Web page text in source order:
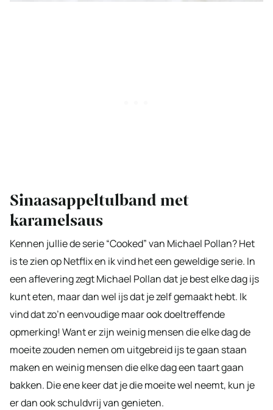
Sinaasappeltulband met
karamelsaus
Kennen jullie de serie “Cooked” van Michael Pollan? Het
is te zien op Netflix en ik vind het een geweldige serie. In
een aflevering zegt Michael Pollan dat je best elke dag ijs
kunt eten, maar dan wel ijs dat je zelf gemaakt hebt. Ik
vind dat zo’n eenvoudige maar ook doeltreffende
opmerking! Want er zijn weinig mensen die elke dag de
moeite zouden nemen om uitgebreid ijs te gaan staan
maken en weinig mensen die elke dag een taart gaan
bakken. Die ene keer dat je die moeite wel neemt, kun je
er dan ook schuldvrij van genieten.